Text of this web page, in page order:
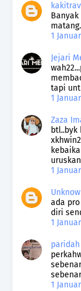
1
Jejari
tapi
1
Zaza
btl..byk
1
ada
diri
1
paridah
1